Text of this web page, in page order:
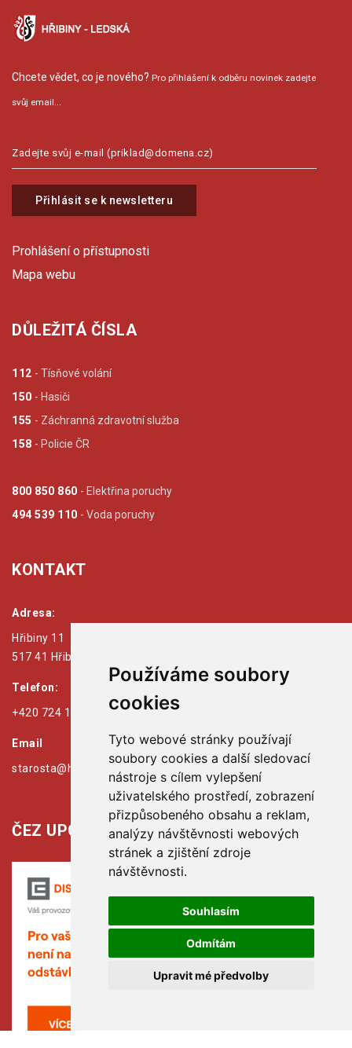
Používáme soubory
cookies
Tyto webové stránky používají
soubory cookies a další sledovací
nástroje s cílem vylepšení
uživatelského prostředí, zobrazení
přizpůsobeného obsahu a reklam,
analýzy návštěvnosti webových
stránek a zjištění zdroje
návštěvnosti.
Souhlasím
Odmítám
Upravit mé předvolby
Chcete vědet, co je nového? Pro přihlášení k odběru novinek zadejte
svůj email...
Přihlásit se k newsletteru
Prohlášení o přístupnosti
Mapa webu
DŮLEŽITÁ ČÍSLA
112 - Tísňové volání
150 - Hasiči
155 - Záchranná zdravotní služba
158 - Policie ČR
800 850 860 - Elektřina poruchy
494 539 110 - Voda poruchy
KONTAKT
Adresa:
Hřibiny 11
517 41 Hřibiny - Ledská
Telefon:
+420 724 179 125
Email
starosta@hribiny-ledska.cz
ČEZ UPOZORŇUJE: